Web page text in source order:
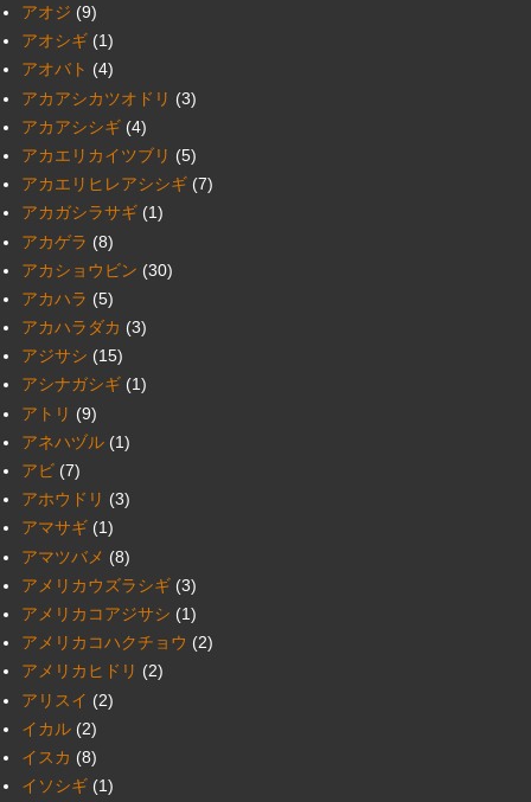
アオジ (9)
アオシギ (1)
アオバト (4)
アカアシカツオドリ (3)
アカアシシギ (4)
アカエリカイツブリ (5)
アカエリヒレアシシギ (7)
アカガシラサギ (1)
アカゲラ (8)
アカショウビン (30)
アカハラ (5)
アカハラダカ (3)
アジサシ (15)
アシナガシギ (1)
アトリ (9)
アネハヅル (1)
アビ (7)
アホウドリ (3)
アマサギ (1)
アマツバメ (8)
アメリカウズラシギ (3)
アメリカコアジサシ (1)
アメリカコハクチョウ (2)
アメリカヒドリ (2)
アリスイ (2)
イカル (2)
イスカ (8)
イソシギ (1)